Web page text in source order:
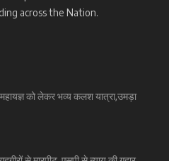
across the Nation.
महायज्ञ को लेकर भव्य कलश यात्रा,उमड़ा